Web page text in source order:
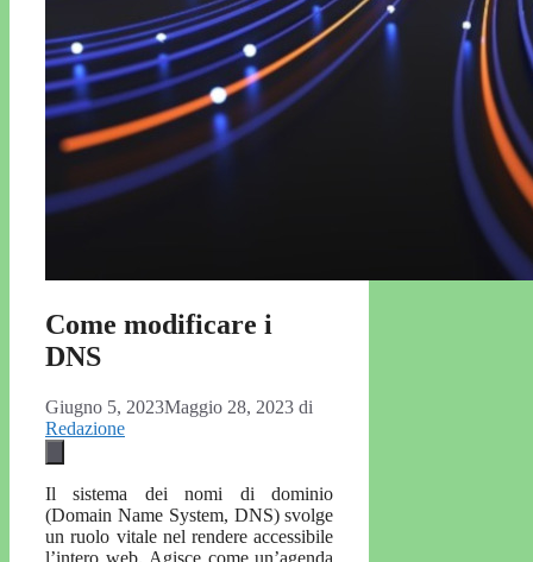
Come modificare i
DNS
Giugno 5, 2023Maggio 28, 2023 di
Redazione
Il sistema dei nomi di dominio
(Domain Name System, DNS) svolge
un ruolo vitale nel rendere accessibile